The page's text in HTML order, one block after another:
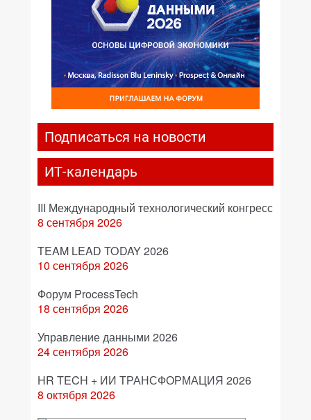
Подписаться на новости
ИТ-календарь
III Международный технологический конгресс
8 сентября 2026
TEAM LEAD TODAY 2026
10 сентября 2026
Форум ProcessTech
18 сентября 2026
Управление данными 2026
24 сентября 2026
HR TECH + ИИ ТРАНСФОРМАЦИЯ 2026
8 октября 2026